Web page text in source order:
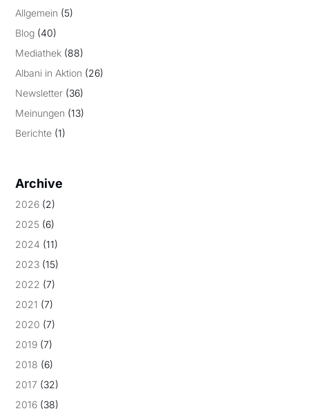
Allgemein (5)
Blog (40)
Mediathek (88)
Albani in Aktion (26)
Newsletter (36)
Meinungen (13)
Berichte (1)
Archive
2026 (2)
2025 (6)
2024 (11)
2023 (15)
2022 (7)
2021 (7)
2020 (7)
2019 (7)
2018 (6)
2017 (32)
2016 (38)